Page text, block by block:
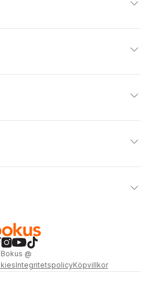
Bokus @
IntegritetspolicyKöpvillkor